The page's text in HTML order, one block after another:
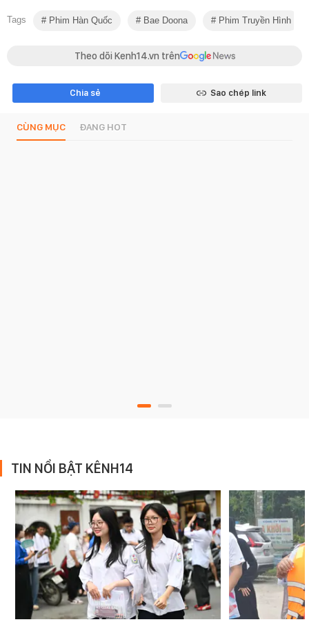
Tags Phim Hàn Quốc Bae Doona Phim Truyền Hình
Theo dõi Kenh14.vn trên
Chia sẻ Sao chép link
CÙNG MỤC ĐANG HOT
TIN NỔI BẬT KÊNH14